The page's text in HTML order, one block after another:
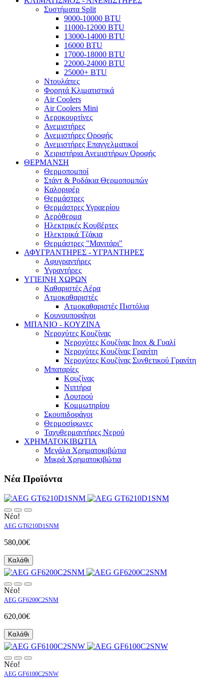
Συστήματα Split
9000-10000 BTU
11000-12000 BTU
13000-14000 BTU
16000 BTU
17000-18000 BTU
22000-24000 BTU
25000+ BTU
Ντουλάπες
Φορητά Κλιματιστικά
Air Coolers
Air Coolers Mini
Αεροκουρτίνες
Ανεμιστήρες
Ανεμιστήρες Οροφής
Ανεμιστήρες Επαγγελματικοί
Χειριστήρια Ανεμιστήρων Οροφής
ΘΕΡΜΑΝΣΗ
Θερμοπομποί
Στάντ & Ροδάκια Θερμοπομπών
Καλοριφέρ
Θερμάστρες
Θερμάστρες Υγραερίου
Αερόθερμα
Ηλεκτρικές Κουβέρτες
Ηλεκτρικά Τζάκια
Θερμάστρες "Μανιτάρι"
ΑΦΥΓΡΑΝΤΗΡΕΣ - ΥΓΡΑΝΤΗΡΕΣ
Αφυγραντήρες
Υγραντήρες
ΥΓΙΕΙΝΗ ΧΩΡΩΝ
Καθαριστές Αέρα
Ατμοκαθαριστές
Ατμοκαθαριστές Πιστόλια
Κουνουποφάγοι
ΜΠΑΝΙΟ - ΚΟΥΖΙΝΑ
Νεροχύτες Κουζίνας
Νεροχύτες Κουζίνας Inox & Γυαλί
Νεροχύτες Κουζίνας Γρανίτη
Νεροχύτες Κουζίνας Συνθετικού Γρανίτη
Μπαταρίες
Κουζίνας
Νιπτήρα
Λουτρού
Κομμωτηρίου
Σκουπιδοφάγοι
Θερμοσίφωνες
Ταχυθερμαντήρες Νερού
ΧΡΗΜΑΤΟΚΙΒΩΤΙΑ
Μεγάλα Χρηματοκιβώτια
Μικρά Χρηματοκιβώτια
Νέα Προϊόντα
Νέο!
AEG GT6210D1SNM
580,00€
Καλάθι
Νέο!
AEG GF6200C2SNM
620,00€
Καλάθι
Νέο!
AEG GF6100C2SNW